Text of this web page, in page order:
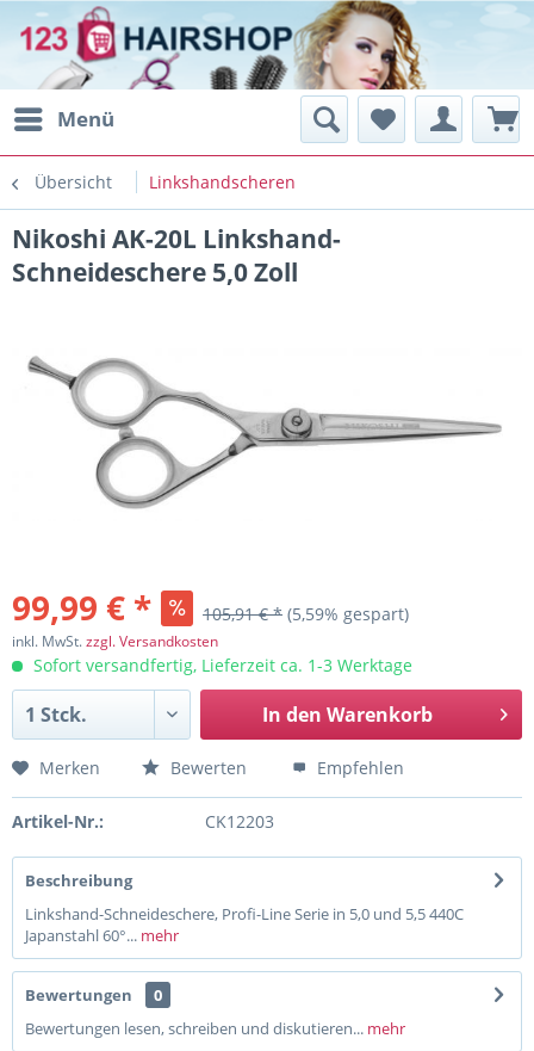
Menü
Übersicht Linkshandscheren
Nikoshi AK-20L Linkshand-
Schneideschere 5,0 Zoll
99,99 € * 105,91 € * (5,59% gespart)
inkl. MwSt.zzgl. Versandkosten
Sofort versandfertig, Lieferzeit ca. 1-3 Werktage
In den Warenkorb
Merken Bewerten Empfehlen
Artikel-Nr.: CK12203
Beschreibung
Linkshand-Schneideschere, Profi-Line Serie in 5,0 und 5,5 440C
Japanstahl 60°... mehr
Bewertungen
0
Bewertungen lesen, schreiben und diskutieren... mehr